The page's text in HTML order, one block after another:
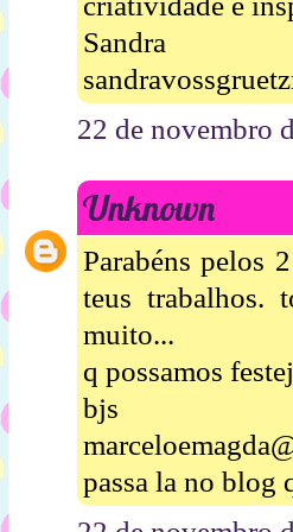
Sandra
22 de novembro
Unknown
Parabéns pelos
teus trabalhos.
muito...
q possamos
bjs
passa la no blog